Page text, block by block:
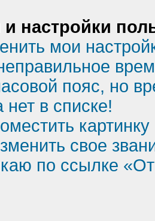
настройки
мои
пояс, но
в списке!
свое
по ссылке